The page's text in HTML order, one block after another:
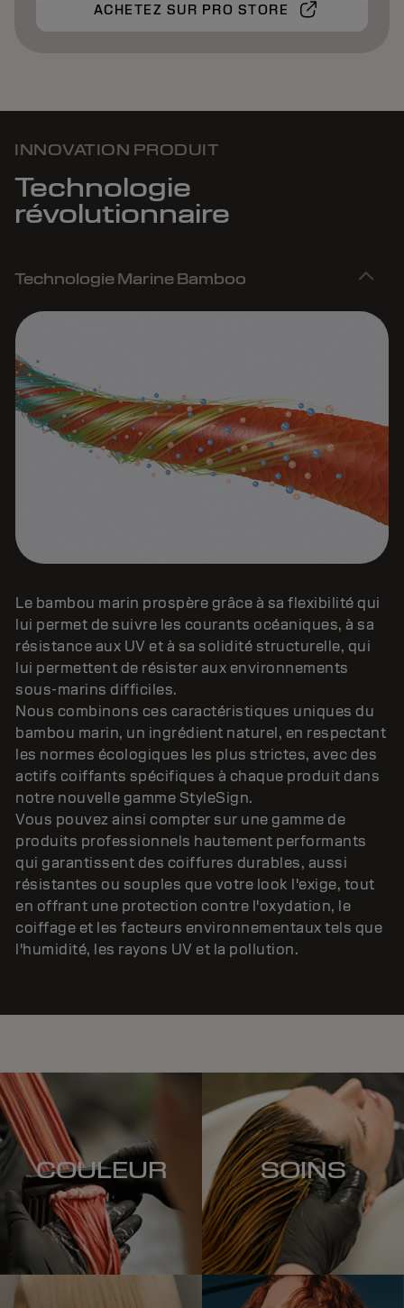
ACHETEZ SUR PRO STORE
INNOVATION PRODUIT
Technologie
révolutionnaire
Technologie Marine Bamboo
Le bambou marin prospère grâce à sa flexibilité qui
lui permet de suivre les courants océaniques, à sa
résistance aux UV et à sa solidité structurelle, qui
lui permettent de résister aux environnements
sous-marins difficiles.
Nous combinons ces caractéristiques uniques du
bambou marin, un ingrédient naturel, en respectant
les normes écologiques les plus strictes, avec des
actifs coiffants spécifiques à chaque produit dans
notre nouvelle gamme StyleSign.
Vous pouvez ainsi compter sur une gamme de
produits professionnels hautement performants
qui garantissent des coiffures durables, aussi
résistantes ou souples que votre look l'exige, tout
en offrant une protection contre l'oxydation, le
coiffage et les facteurs environnementaux tels que
l'humidité, les rayons UV et la pollution.
COULEUR SOINS